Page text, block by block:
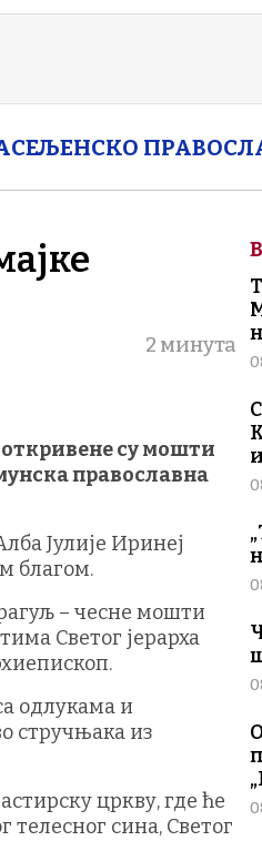
2 минута
откривене су мошти
православна
Јулије Иринеј
благом.
– чесне мошти
Светог јерарха
одлукама и
стручњака из
цркву, где ће
сина, Светог